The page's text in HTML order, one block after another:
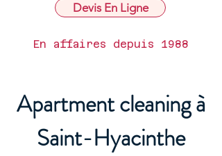
Devis En Ligne
En affaires depuis 1988
Apartment cleaning à
Saint-Hyacinthe